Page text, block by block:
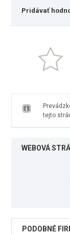
Pridávať
tejto
WEBOVÁ
PODOBNÉ